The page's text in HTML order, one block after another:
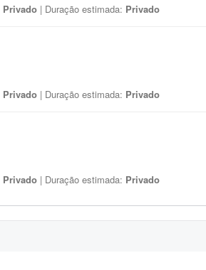
Privado | Duração estimada: Privado
Privado | Duração estimada: Privado
Privado | Duração estimada: Privado